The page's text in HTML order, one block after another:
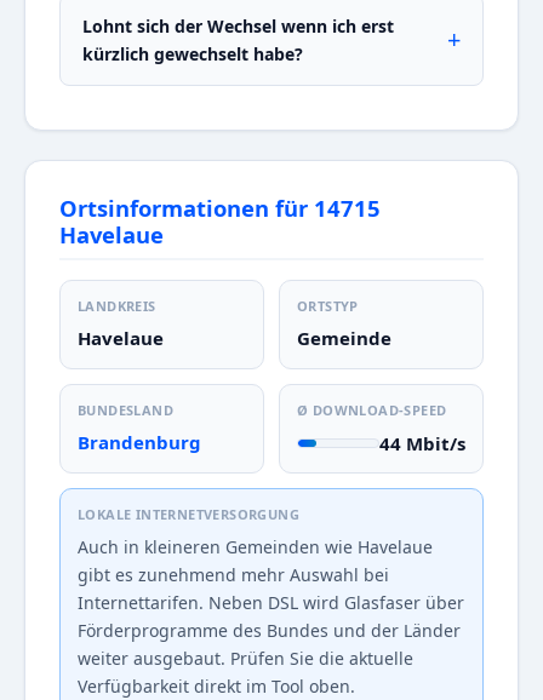
Lohnt sich der Wechsel wenn ich erst
kürzlich gewechselt habe?
Ortsinformationen für 14715
Havelaue
LANDKREIS
Havelaue
ORTSTYP
Gemeinde
BUNDESLAND
Brandenburg
Ø DOWNLOAD-SPEED
44 Mbit/s
LOKALE INTERNETVERSORGUNG
Auch in kleineren Gemeinden wie Havelaue
gibt es zunehmend mehr Auswahl bei
Internettarifen. Neben DSL wird Glasfaser über
Förderprogramme des Bundes und der Länder
weiter ausgebaut. Prüfen Sie die aktuelle
Verfügbarkeit direkt im Tool oben.